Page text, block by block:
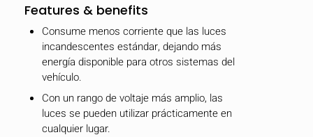
Features & benefits
Consume menos corriente que las luces
incandescentes estándar, dejando más
energía disponible para otros sistemas del
vehículo.
Con un rango de voltaje más amplio, las
luces se pueden utilizar prácticamente en
cualquier lugar.